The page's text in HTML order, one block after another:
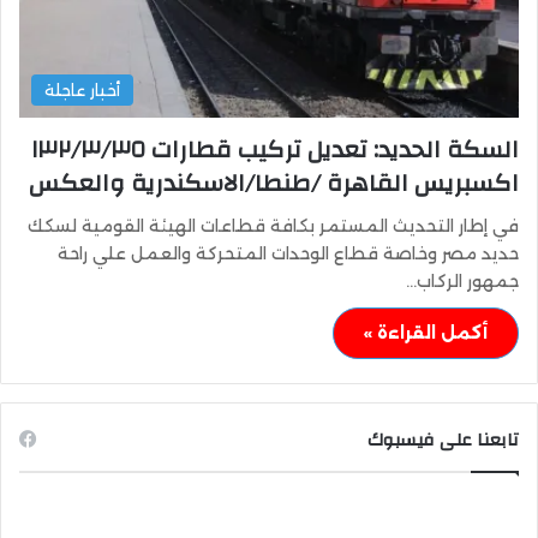
أخبار عاجلة
السكة الحديد: تعديل تركيب قطارات ١٣٢/٣/٣٥
اكسبريس القاهرة /طنطا/الاسكندرية والعكس
في إطار التحديث المستمر بكافة قطاعات الهيئة القومية لسكك
حديد مصر وخاصة قطاع الوحدات المتحركة والعمل علي راحة
جمهور الركاب…
أكمل القراءة »
تابعنا على فيسبوك